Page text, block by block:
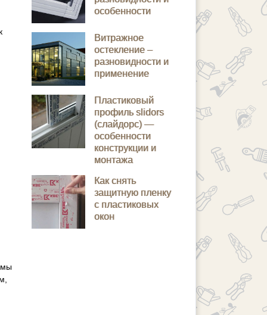
особенности
Витражное
остекление –
разновидности и
применение
Пластиковый
профиль slidors
(слайдорс) —
особенности
конструкции и
монтажа
Как снять
защитную пленку
с пластиковых
окон